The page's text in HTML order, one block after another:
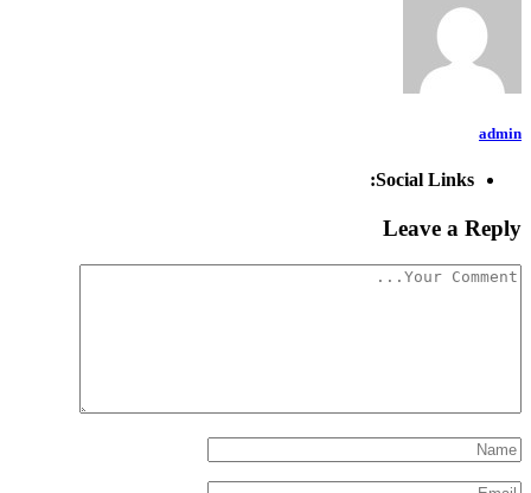
admin
Social Links:
Leave a Reply